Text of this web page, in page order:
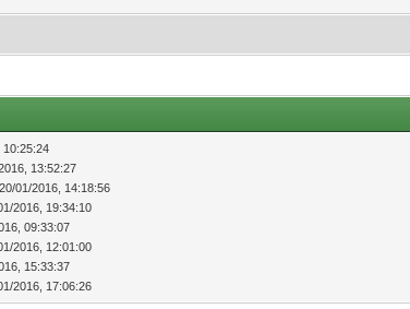
10:25:24
13:52:27
01/2016, 14:18:56
2016, 19:34:10
09:33:07
2016, 12:01:00
15:33:37
2016, 17:06:26